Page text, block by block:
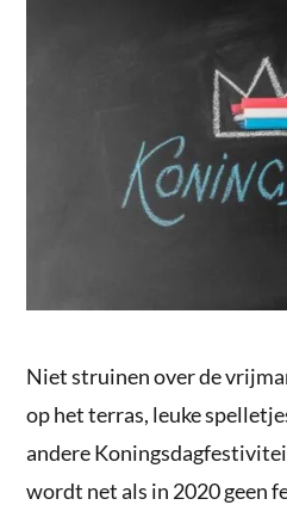
Niet struinen over de
op het terras, leuke
andere
wordt net als in 2020 geen